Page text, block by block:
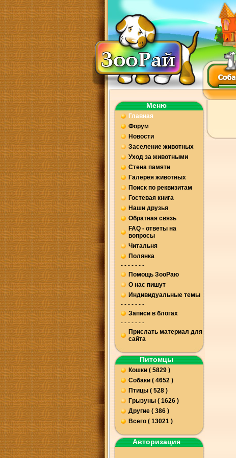
Меню
Главная
Форум
Новости
Заселение животных
Уход за животными
Стена памяти
Галерея животных
Поиск по реквизитам
Гостевая книга
Наши друзья
Обратная связь
FAQ - ответы на
вопросы
Читальня
Полянка
- - - - - - -
Помощь ЗооРаю
О нас пишут
Индивидуальные темы
- - - - - - -
Записи в блогах
- - - - - - -
Прислать материал для
сайта
Питомцы
Кошки ( 5829 )
Собаки ( 4652 )
Птицы ( 528 )
Грызуны ( 1626 )
Другие ( 386 )
Всего ( 13021 )
Авторизация